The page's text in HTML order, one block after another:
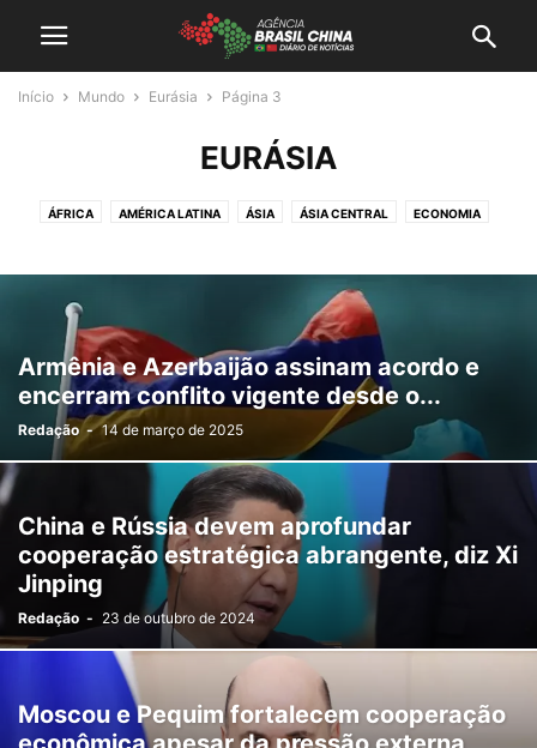
Início Mundo Eurásia Página 3
EURÁSIA
ÁFRICA AMÉRICA LATINA ÁSIA ÁSIA CENTRAL ECONOMIA
OESTE ASIÁTICO POLITICA SUDESTE ASIÁTICO TECNOLOGIA
Armênia e Azerbaijão assinam acordo e
encerram conflito vigente desde o...
Redação - 14 de março de 2025
China e Rússia devem aprofundar
cooperação estratégica abrangente, diz Xi
Jinping
Redação - 23 de outubro de 2024
Moscou e Pequim fortalecem cooperação